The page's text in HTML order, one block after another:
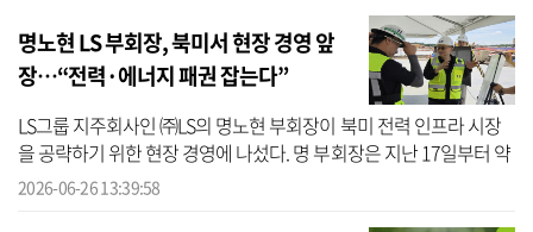
명노현 LS 부회장, 북미서 현장 경영 앞
장…“전력·에너지 패권 잡는다”
LS그룹 지주회사인 ㈜LS의 명노현 부회장이 북미 전력 인프라 시장
을 공략하기 위한 현장 경영에 나섰다. 명 부회장은 지난 17일부터 약
열흘 간 미국 출장길에 올랐다. 미 워싱턴 D.C.에서 열린 ‘한·미 전략
2026-06-26 13:39:58